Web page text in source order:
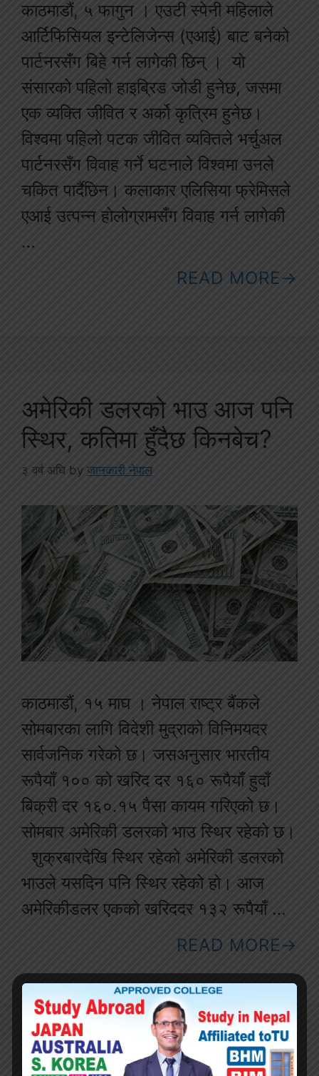
काठमाडौं, ५ फागुन । एउटी स्पेनी महिलाले
आर्टिफिसियल इन्टेलिजेन्स (एआई) बाट बनेको
पार्टनरसँग बिहे गर्न लागेकी छिन् । यो
संसारको पहिलो हाइब्रिड जोडी हुनेछ, जसमा
एक व्यक्ति जीवित र अर्को कृत्रिम हुनेछ।
विश्वमा पहिलो पटक जीवित व्यक्तिले भर्चुअल
पार्टनरसँग विवाह गर्ने घटनाले विश्वमा उनले
चकित पार्दैछिन। कलाकार एलिसिया फ्रेमिसले
एआई उत्पन्न होलोग्रामसँग विवाह गर्न लागेकी
…
READ MORE
अमेरिकी डलरको भाउ आज पनि
स्थिर, कतिमा हुँदैछ किनबेच?
३ वर्ष अघि by जानकारी नेपाल
काठमाडौं, १५ माघ । नेपाल राष्ट्र बैंकले
सोमबारका लागि विदेशी मुद्राको विनिमयदर
सार्वजनिक गरेको छ। जसअनुसार भारतीय
रूपैयाँ १०० को खरिद दर १६० रूपैयाँ हुदाँ
बिक्री दर १६०.१५ पैसा कायम गरिएको छ।
सोमबार अमेरिकी डलरको भाउ स्थिर रहेको छ।
शुक्रबारदेखि स्थिर रहेको अमेरिकी डलरको
भाउले यसदिन पनि स्थिर रहेको हो। आज
अमेरिकीडलर एकको खरिददर १३२ रूपैयाँ …
READ MORE